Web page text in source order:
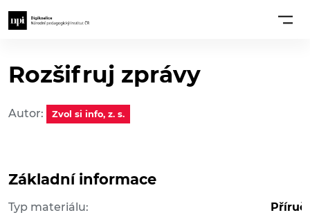
Rozšifruj zprávy
Autor: Zvol si info, z. s.
Základní informace
Typ materiálu: